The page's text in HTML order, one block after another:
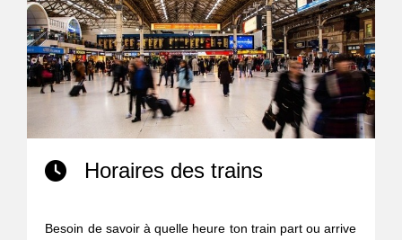
Horaires des trains
Besoin de savoir à quelle heure ton train part ou arrive